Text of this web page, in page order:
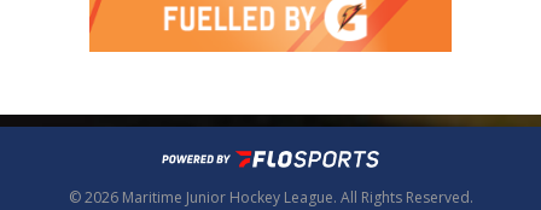
© 2026 Maritime Junior Hockey League. All Rights Reserved.